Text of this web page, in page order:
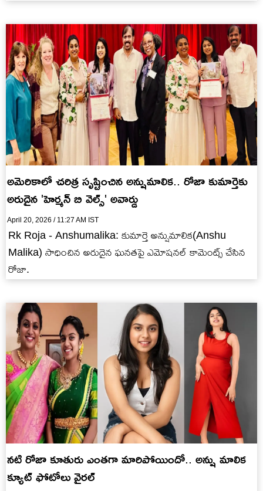
అమెరికాలో చరిత్ర సృష్టించిన అన్షుమాలిక.. రోజా కుమార్తెకు
అరుదైన 'హెర్మన్ బి వెల్స్' అవార్డు
April 20, 2026 / 11:27 AM IST
Rk Roja - Anshumalika: కుమార్తె అన్షుమాలిక(Anshu
Malika) సాధించిన అరుదైన ఘనతపై ఎమోషనల్ కామెంట్స్ చేసిన
రోజా.
న‌టి రోజా కూతురు ఎంతగా మారిపోయిందో.. అన్షు మాలిక
క్యూట్ ఫోటోలు వైర‌ల్‌